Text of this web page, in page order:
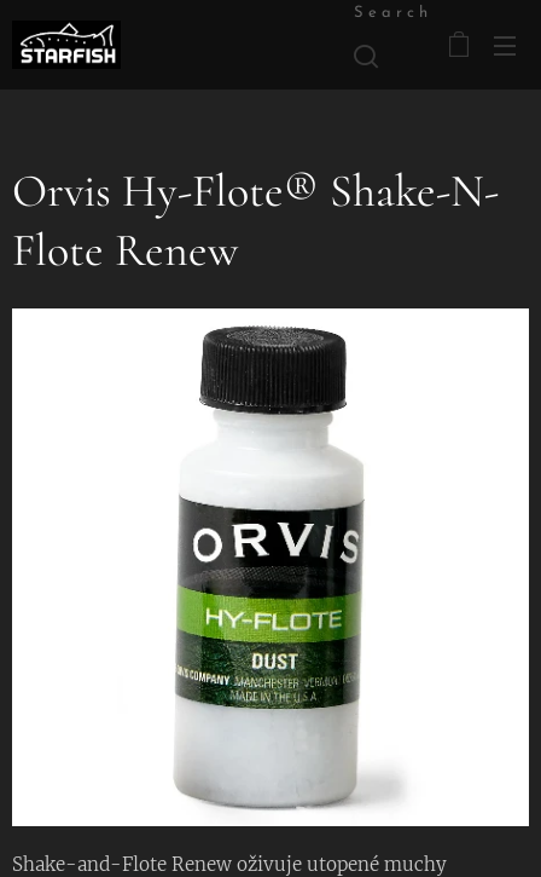
Search
Orvis Hy-Flote® Shake-N-
Flote Renew
Shake-and-Flote Renew oživuje utopené muchy